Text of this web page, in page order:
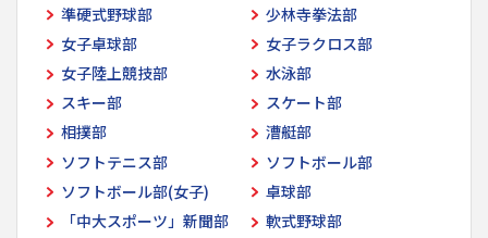
準硬式野球部
少林寺拳法部
女子卓球部
女子ラクロス部
女子陸上競技部
水泳部
スキー部
スケート部
相撲部
漕艇部
ソフトテニス部
ソフトボール部
ソフトボール部(女子)
卓球部
「中大スポーツ」新聞部
軟式野球部